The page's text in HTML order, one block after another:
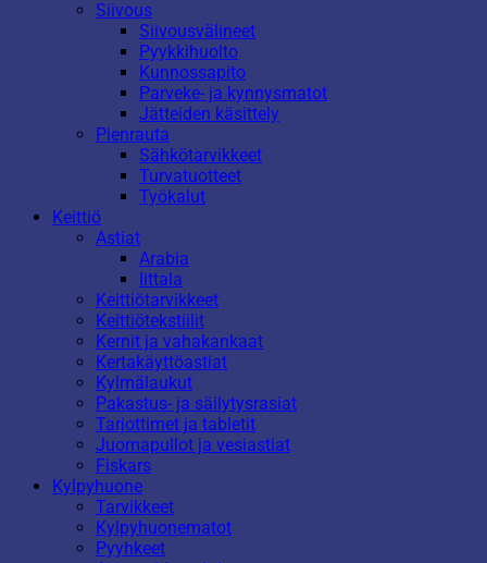
Siivous
Siivousvälineet
Pyykkihuolto
Kunnossapito
Parveke- ja kynnysmatot
Jätteiden käsittely
Pienrauta
Sähkötarvikkeet
Turvatuotteet
Työkalut
Keittiö
Astiat
Arabia
Iittala
Keittiötarvikkeet
Keittiötekstiilit
Kernit ja vahakankaat
Kertakäyttöastiat
Kylmälaukut
Pakastus- ja säilytysrasiat
Tarjottimet ja tabletit
Juomapullot ja vesiastiat
Fiskars
Kylpyhuone
Tarvikkeet
Kylpyhuonematot
Pyyhkeet